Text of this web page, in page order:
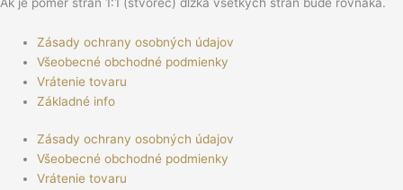
Zásady ochrany osobných údajov
Všeobecné obchodné podmienky
Vrátenie tovaru
Základné info
Zásady ochrany osobných údajov
Všeobecné obchodné podmienky
Vrátenie tovaru